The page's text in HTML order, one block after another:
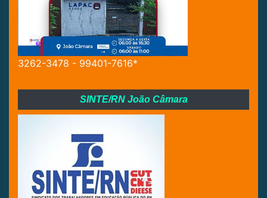
3262-3478 - 99401-7616*
SINTE/RN João Câmara